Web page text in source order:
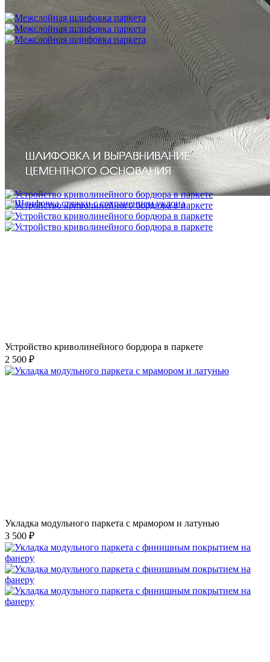
Межслойная шлифовка паркета
Устройство криволинейного бордюра в паркете
2 500 ₽
Укладка модульного паркета с мрамором и латунью
3 500 ₽